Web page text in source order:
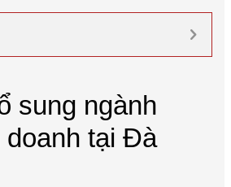
sung ngành
doanh tại Đà